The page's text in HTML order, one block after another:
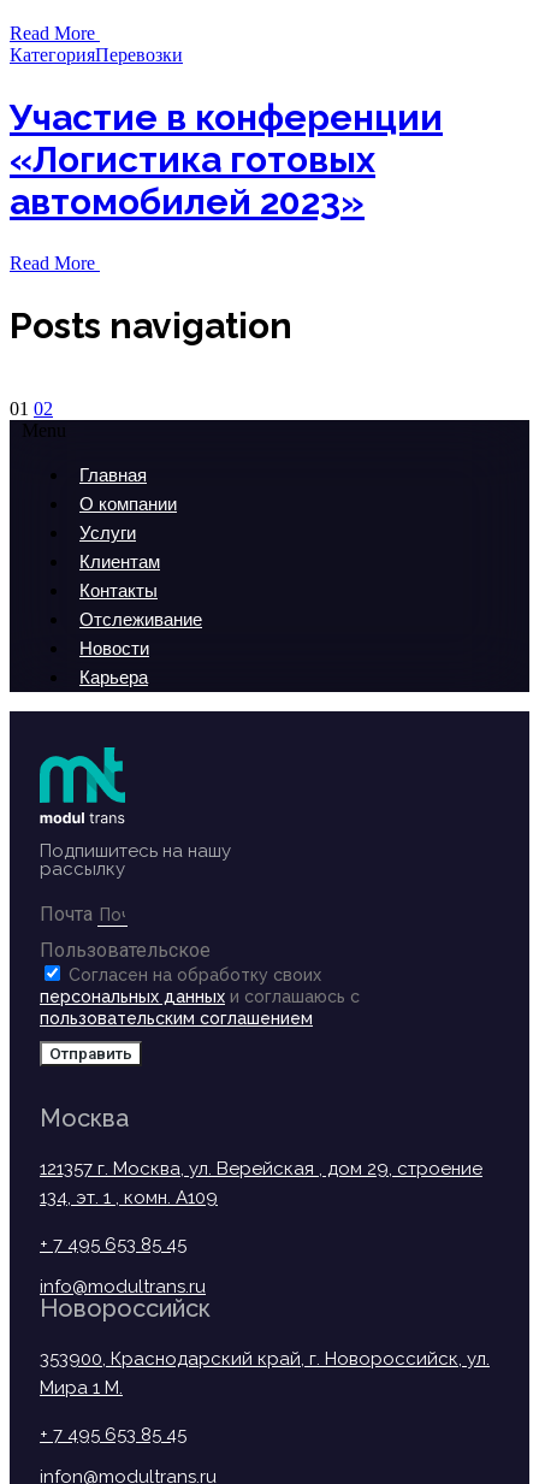
Read More
КатегорияПеревозки
Участие в конференции
«Логистика готовых
автомобилей 2023»
Read More
Posts navigation
01 02
Menu
Главная
О компании
Услуги
Клиентам
Контакты
Отслеживание
Новости
Карьера
Подпишитесь на нашу
рассылку
Почта
Пользовательское
Согласен на обработку своих
персональных данных и соглашаюсь с
пользовательским соглашением
Отправить
Москва
121357 г. Москва, ул. Верейская , дом 29, строение
134, эт. 1 , комн. А109
+ 7 495 653 85 45
info@modultrans.ru
Новороссийск
353900, Краснодарский край, г. Новороссийск, ул.
Мира 1 М.
+ 7 495 653 85 45
infon@modultrans.ru